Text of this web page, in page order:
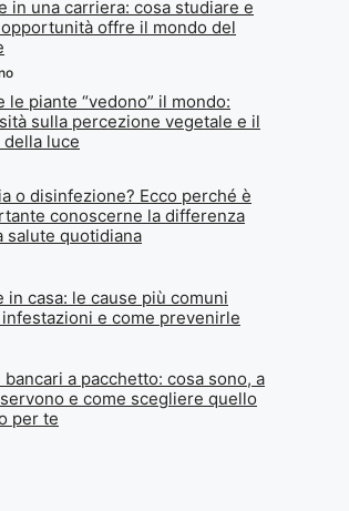
in una carriera: cosa studiare e
offre il mondo del
le piante “vedono” il mondo:
sulla percezione vegetale e il
luce
o disinfezione? Ecco perché è
conoscerne la differenza
salute quotidiana
in casa: le cause più comuni
e come prevenirle
bancari a pacchetto: cosa sono, a
e come scegliere quello
per te